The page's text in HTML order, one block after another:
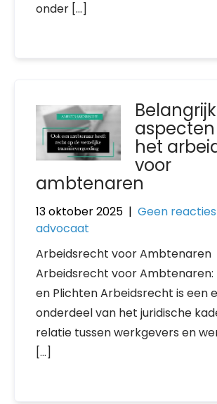
onder […]
het
voor
ambtenaren
13 oktober 2025 | Geen reacties
advocaat
Arbeidsrecht voor Ambtenaren
Arbeidsrecht voor Ambtenaren:
en Plichten Arbeidsrecht is een
onderdeel van het juridische
relatie tussen werkgevers en
[…]